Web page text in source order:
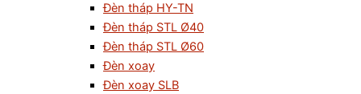
Đèn tháp HY-TN
Đèn tháp STL Ø40
Đèn tháp STL Ø60
Đèn xoay
Đèn xoay SLB